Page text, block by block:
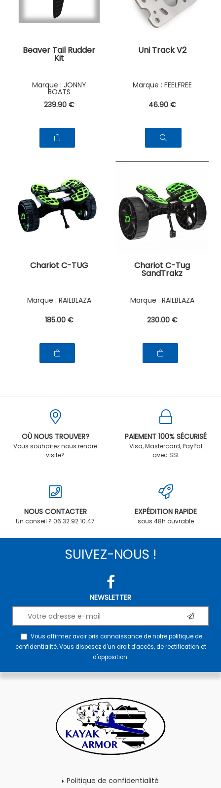
Beaver Tail Rudder
Kit
JONNY
BOATS
239.90 €
Uni Track V2
FEELFREE
46.90 €
Chariot C-TUG
RAILBLAZA
185.00 €
Chariot C-Tug
SandTrakz
RAILBLAZA
230.00 €
OÙ NOUS TROUVER?
Vous souhaitez nous rendre
visite?
PAIEMENT 100% SÉCURISÉ
Visa, Mastercard, PayPal
avec SSL
NOUS CONTACTER
Un conseil ? 06.32.92.10.47
EXPÉDITION RAPIDE
sous 48h ouvrable
SUIVEZ-NOUS !
NEWSLETTER
Vous affirmez avoir pris connaissance de notrepolitique de
confidentialité. Vous disposez d'un droit d'accès, de rectification et
d'opposition.
Politique de confidentialité